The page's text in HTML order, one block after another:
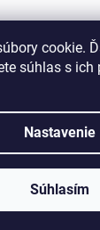
cookie.
súhlas s ich
Nastavenie
Súhlasím
Vytvoril
najkufre.sk.